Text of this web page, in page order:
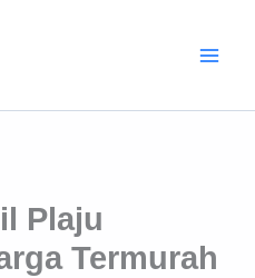
Plaju
Termurah